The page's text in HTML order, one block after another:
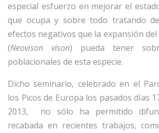
especial esfuerzo en mejorar el
que ocupa y sobre todo tratando
efectos negativos que la expansión
(Neovison vison) pueda tener
poblacionales de esta especie.
Dicho seminario, celebrado en el
los Picos de Europa los pasados días
2013, no sólo ha permitido
recabada en recientes trabajos,